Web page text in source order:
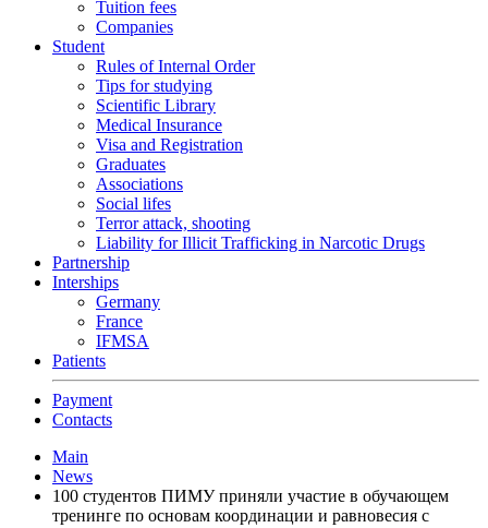
Tuition fees
Companies
Student
Rules of Internal Order
Tips for studying
Scientific Library
Medical Insurance
Visa and Registration
Graduates
Associations
Social lifes
Terror attack, shooting
Liability for Illicit Trafficking in Narcotic Drugs
Partnership
Interships
Germany
France
IFMSA
Patients
Payment
Contacts
Main
News
100 студентов ПИМУ приняли участие в обучающем
тренинге по основам координации и равновесия с